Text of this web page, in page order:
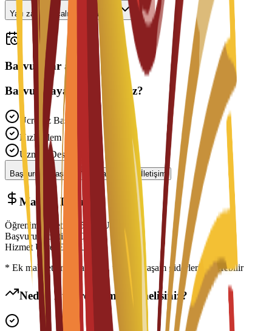
Yarı zamanlı çalışabilir miyim?
Başvurular açık
Başvurmaya Hazır mısınız?
Ücretsiz Başvuru
Hızlı İşlem
Uzman Desteği
Başvuruyu Başlat Danışmanla İletişim
Maliyet Dağılımı
Öğrenim Ücreti 7,550
EUR
Başvuru Ücreti
150
EUR
Hizmet Ücreti
€
EUR
* Ek maliyetler konaklama, vize ve yaşam giderlerini içerebilir
Neden Bu Programı Seçmelisiniz?